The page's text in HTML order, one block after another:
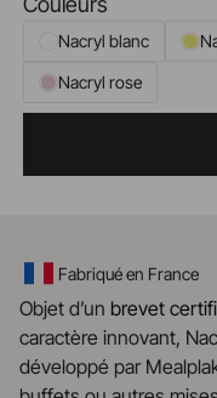
Nacryl blanc
Nacryl rose
Fabriqué en France
Objet d’un brevet
caractère innovant,
développé par